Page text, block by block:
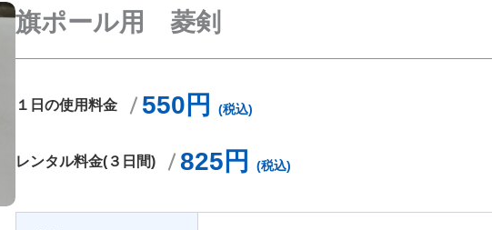
旗ポール用 菱剣
１日の使用料金 550円 (税込)
レンタル料金(３日間) 825円 (税込)